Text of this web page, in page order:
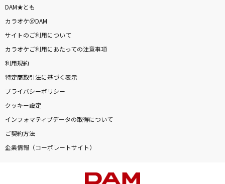
DAM★とも
カラオケ＠DAM
サイトのご利用について
カラオケご利用にあたっての注意事項
利用規約
特定商取引法に基づく表示
プライバシーポリシー
クッキー設定
インフォマティブデータの取得について
ご契約方法
企業情報（コーポレートサイト）